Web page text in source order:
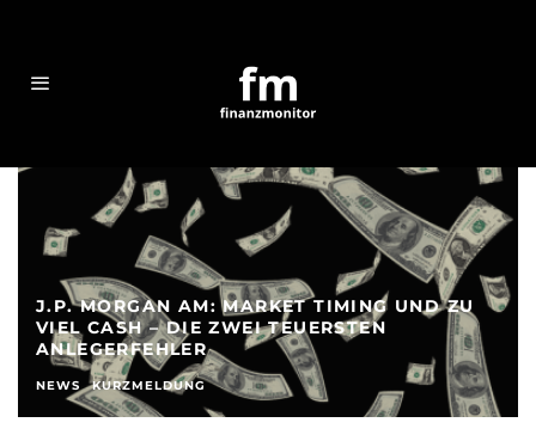
J.P. MORGAN AM: MARKET TIMING UND ZU
VIEL CASH – DIE ZWEI TEUERSTEN
ANLEGERFEHLER
NEWS KURZMELDUNG